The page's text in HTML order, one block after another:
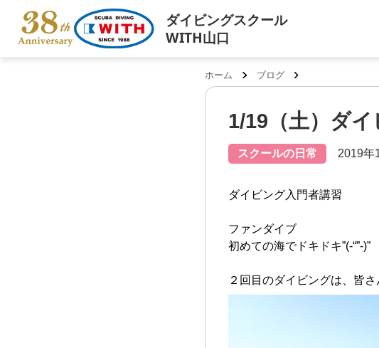
ダイビングスクール
WITH山口
ホーム ブログ
1/19（土）ダ
スクールの日常 2019年
ダイビング入門者講習
ファンダイブ
初めての海でドキドキ”(-“”-)”
２回目のダイビングは、皆